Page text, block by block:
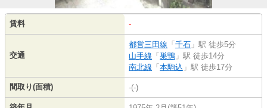
賃料 -
交通
都営三田線 「 千石 」駅 徒歩5分
山手線 「 巣鴨 」駅 徒歩14分
南北線 「 本駒込 」駅 徒歩17分
間取り(面積) -(-)